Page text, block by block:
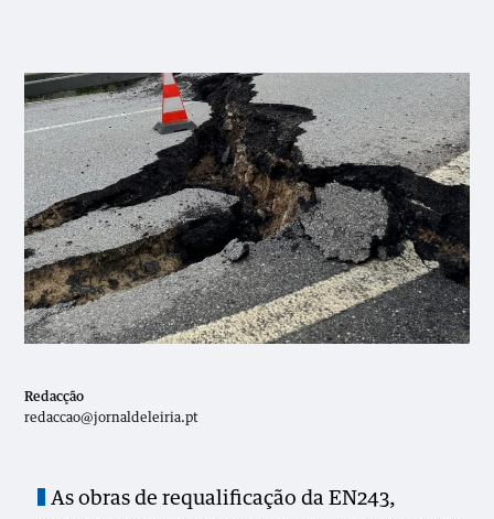
Redacção
redaccao@jornaldeleiria.pt
As obras de requalificação da EN243,